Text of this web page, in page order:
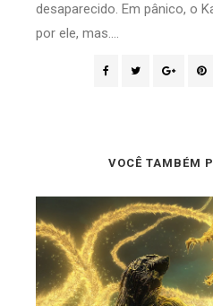
desaparecido. Em pânico, o
por ele, mas....
VOCÊ TAMBÉM